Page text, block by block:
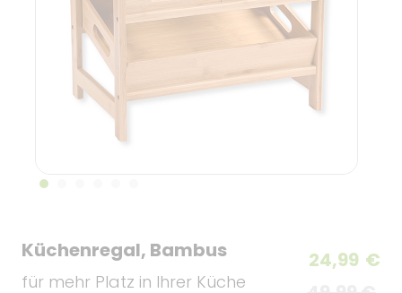
Küchenregal, Bambus
für mehr Platz in Ihrer Küche
24,99 €